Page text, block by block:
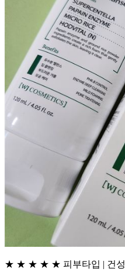
★ ★ ★ ★ ★ 피부타입 | 건성